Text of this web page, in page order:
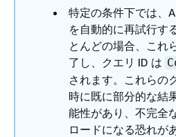
特定の条件下では、
を自動的に再試行す
とんどの場合、これ
了し、クエリ ID は
されます。これらの
時に既に部分的な結
能性があり、不完全
ロードになる恐れが